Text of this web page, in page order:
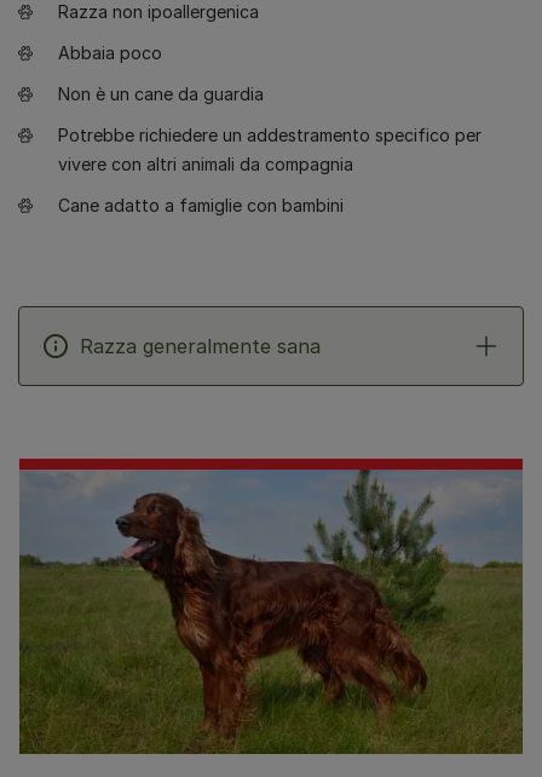
Razza non ipoallergenica
Abbaia poco
Non è un cane da guardia
Potrebbe richiedere un addestramento specifico per
vivere con altri animali da compagnia
Cane adatto a famiglie con bambini
Razza generalmente sana